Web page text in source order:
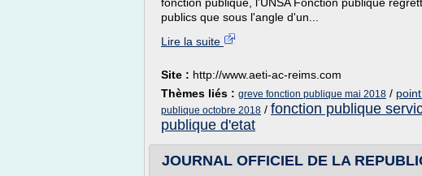
publics que sous l'angle d'un...
Lire la suite
Site : http://www.aeti-ac-reims.com
Thèmes liés : greve fonction publique mai 2018 /
publique octobre 2018 / fonction publique
publique d'etat
JOURNAL OFFICIEL DE LA